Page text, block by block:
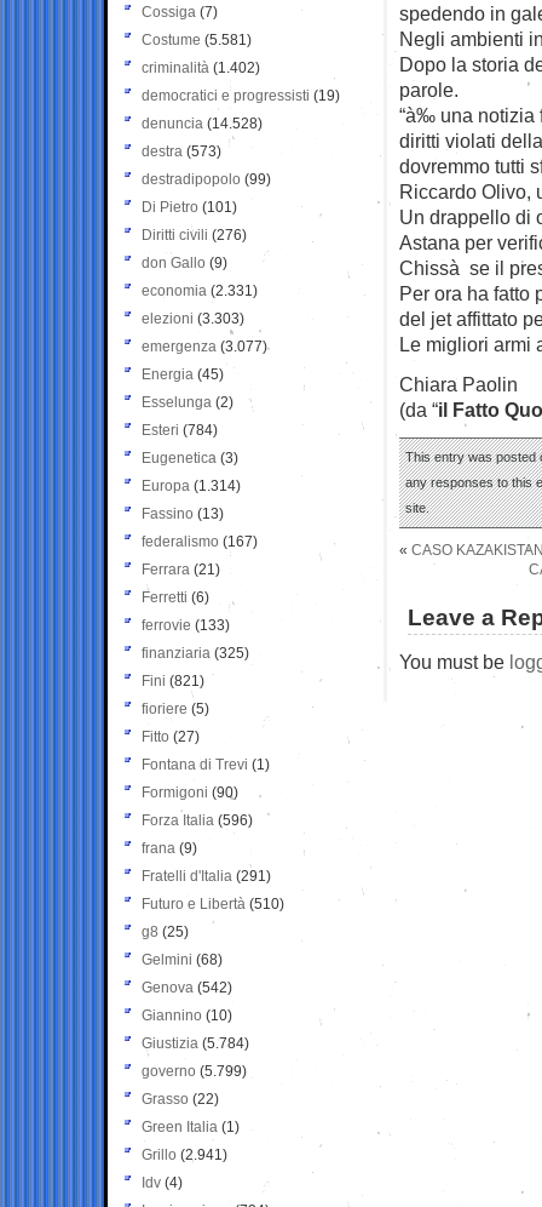
spedendo in
Negli ambienti
Dopo la storia
parole.
“à‰ una notizia
diritti violati
dovremmo tutti
Riccardo Olivo,
Un drappello di
Astana per
Chissà se il
Per ora ha fatto
del jet affittato
Le migliori armi
Chiara Paolin
(da “il Fatto
This entry was posted
any responses to this
site.
« CASO
Leave a
You must be
Cossiga (7)
Costume (5.581)
criminalità (1.402)
democratici e progressisti (19)
denuncia (14.528)
destra (573)
destradipopolo (99)
Di Pietro (101)
Diritti civili (276)
don Gallo (9)
economia (2.331)
elezioni (3.303)
emergenza (3.077)
Energia (45)
Esselunga (2)
Esteri (784)
Eugenetica (3)
Europa (1.314)
Fassino (13)
federalismo (167)
Ferrara (21)
Ferretti (6)
ferrovie (133)
finanziaria (325)
Fini (821)
fioriere (5)
Fitto (27)
Fontana di Trevi (1)
Formigoni (90)
Forza Italia (596)
frana (9)
Fratelli d'Italia (291)
Futuro e Libertà (510)
g8 (25)
Gelmini (68)
Genova (542)
Giannino (10)
Giustizia (5.784)
governo (5.799)
Grasso (22)
Green Italia (1)
Grillo (2.941)
Idv (4)